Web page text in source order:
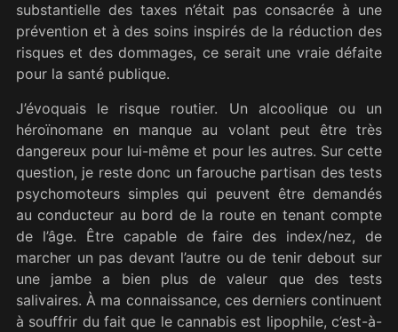
substantielle des taxes n’était pas consacrée à une
prévention et à des soins inspirés de la réduction des
risques et des dommages, ce serait une vraie défaite
pour la santé publique.
J’évoquais le risque routier. Un alcoolique ou un
héroïnomane en manque au volant peut être très
dangereux pour lui-même et pour les autres. Sur cette
question, je reste donc un farouche partisan des tests
psychomoteurs simples qui peuvent être demandés
au conducteur au bord de la route en tenant compte
de l’âge. Être capable de faire des index/nez, de
marcher un pas devant l’autre ou de tenir debout sur
une jambe a bien plus de valeur que des tests
salivaires. À ma connaissance, ces derniers continuent
à souffrir du fait que le cannabis est lipophile, c’est-à-